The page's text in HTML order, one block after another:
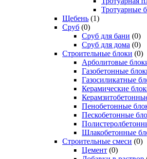
Тротуарные
Щебень (1)
Сруб (0)
Сруб для бани (0)
Сруб для дома (0)
Строительные блоки (0)
Арболитовые
Газобетонные
Газосиликатные
Керамические
Пенобетонные
Пескобетонные
Шлакобетонные
Строительные смеси (0)
Цемент (0)